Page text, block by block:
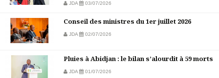
JDA 03/07/2026
Conseil des ministres du 1er juillet 2026
JDA 02/07/2026
Pluies à Abidjan : le bilan s’alourdit à 59 morts
JDA 01/07/2026